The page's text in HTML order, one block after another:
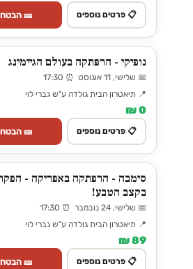
📋 פרטים נוספים 🎫
נופיקי - הרפתקה בעולם הגיימינג
📅 שלישי, 11 אוגוסט ⏰ 17:30
📍 תיאטרון הבית גולדה ע"ש גברי לוי
0 ₪
📋 פרטים נוספים 🎫
סימבה - הרפתקה באפריקה -
בקצב הטבע!
📅 שלישי, 24 נובמבר ⏰ 17:30
📍 תיאטרון הבית גולדה ע"ש גברי לוי
89 ₪
📋 פרטים נוספים 🎫